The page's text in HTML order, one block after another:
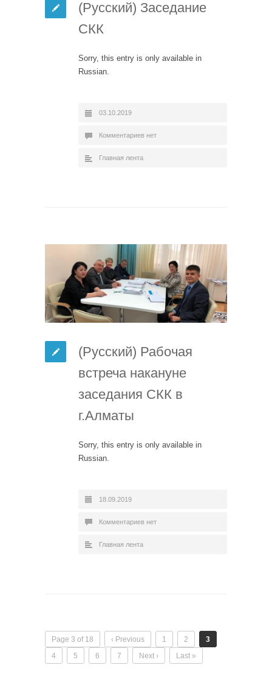
(Русский) Заседание
СКК
Sorry, this entry is only available in
Russian.
03.10.2019
Комментариев нет
Главная лента
(Русский) Рабочая
встреча накануне
заседания СКК в
г.Алматы
Sorry, this entry is only available in
Russian.
18.09.2019
Комментариев нет
Главная лента
Page 3 of 18 ‹ Previous 1 2
3
4
5 6 7 Next › Last »